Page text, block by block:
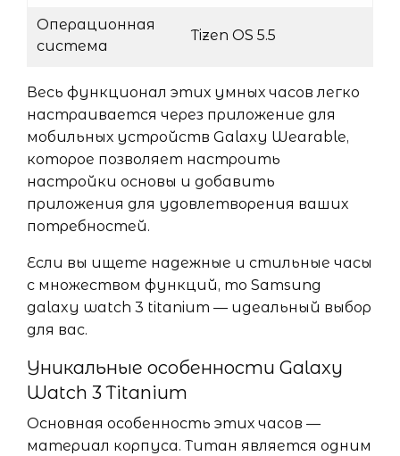
Операционная
система
Tizen OS 5.5
Весь функционал этих умных часов легко
настраивается через приложение для
мобильных устройств Galaxy Wearable,
которое позволяет настроить
настройки основы и добавить
приложения для удовлетворения ваших
потребностей.
Если вы ищете надежные и стильные часы
с множеством функций, то Samsung
galaxy watch 3 titanium — идеальный выбор
для вас.
Уникальные особенности Galaxy
Watch 3 Titanium
Основная особенность этих часов —
материал корпуса. Титан является одним